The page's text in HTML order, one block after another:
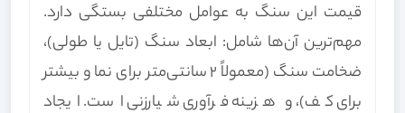
قیمت این سنگ به عوامل مختلفی بستگی دارد.
مهم‌ترین آن‌ها شامل: ابعاد سنگ (تایل یا طولی)،
ضخامت سنگ (معمولاً 2 سانتی‌متر برای نما و بیشتر
برای کف)، و هزینه فرآوری شیارزنی است. ایجاد